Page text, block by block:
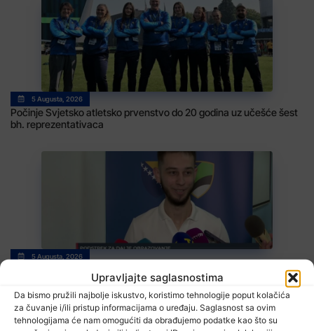
Upravljajte saglasnostima
Da bismo pružili najbolje iskustvo, koristimo tehnologije poput kolačića
za čuvanje i/ili pristup informacijama o uređaju. Saglasnost sa ovim
tehnologijama će nam omogućiti da obrađujemo podatke kao što su
5 Augusta, 2026
Počinje Svjetsko atletsko prvenstvo do 20 godina uz učešće šest
bh. reprezentativaca
5 Augusta, 2026